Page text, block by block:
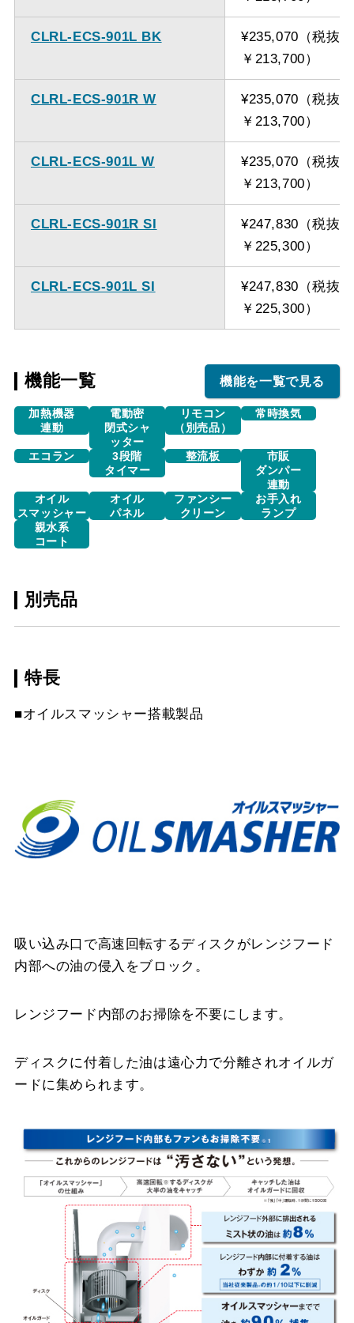
CLRL-ECS-901L BK
¥235,070（税抜
￥213,700）
CLRL-ECS-901R W
¥235,070（税抜
￥213,700）
CLRL-ECS-901L W
¥235,070（税抜
￥213,700）
CLRL-ECS-901R SI
¥247,830（税抜
￥225,300）
CLRL-ECS-901L SI
¥247,830（税抜
￥225,300）
機能一覧 機能を一覧で見る
加熱機器
連動
電動密
閉式シャ
ッター
リモコン
（別売品）
常時換気
エコラン
3段階
タイマー
整流板
市販
ダンパー
連動
オイル
スマッシャー
オイル
パネル
ファンシー
クリーン
お手入れ
ランプ
親水系
コート
別売品
特長
■オイルスマッシャー搭載製品
吸い込み口で高速回転するディスクがレンジフード
内部への油の侵入をブロック。
レンジフード内部のお掃除を不要にします。
ディスクに付着した油は遠心力で分離されオイルガ
ードに集められます。